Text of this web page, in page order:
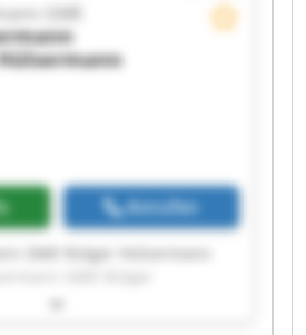
GME
Anrufen
GME Rütger Hülsermann
Rütger Hülsermann GME